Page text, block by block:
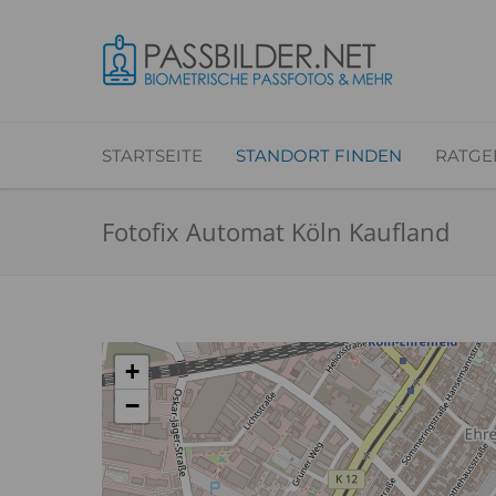
STARTSEITE STANDORT FINDEN
Fotofix Automat Köln Kaufland
+
−